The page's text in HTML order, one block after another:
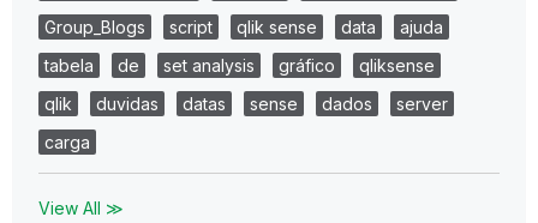
Group_Blogs
script qlik sense data
ajuda
tabela
de set analysis gráfico
qliksense
qlik
duvidas datas sense dados
server
carga
View All ≫